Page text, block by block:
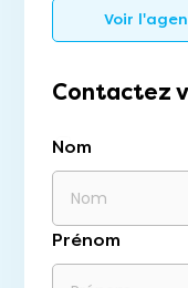
Voir
Contactez
Nom
Prénom